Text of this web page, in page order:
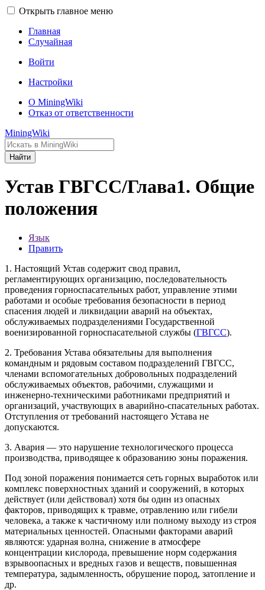
Открыть главное меню
Главная
Случайная
Войти
Настройки
О MiningWiki
Отказ от ответственности
MiningWiki
Найти
Устав ГВГСС/Глава1. Общие
положения
Язык
Править
1. Настоящий Устав содержит свод правил,
регламентирующих организацию, последовательность
проведения горноспасательных работ, управление этими
работами и особые требования безопасности в период
спасения людей и ликвидации аварий на объектах,
обслуживаемых подразделениями Государственной
военизированной горноспасательной службы (ГВГСС).
2. Требования Устава обязательны для выполнения
командным и рядовым составом подразделений ГВГСС,
членами вспомогательных добровольных подразделений
обслуживаемых объектов, рабочими, служащими и
инженерно-техническими работниками предприятий и
организаций, участвующих в аварийно-спасательных работах.
Отступления от требований настоящего Устава не
допускаются.
3. Авария — это нарушение технологического процесса
производства, приводящее к образованию зоны поражения.
Под зоной поражения понимается сеть горных выработок или
комплекс поверхностных зданий и сооружений, в которых
действует (или действовал) хотя бы один из опасных
факторов, приводящих к травме, отравлению или гибели
человека, а также к частичному или полному выходу из строя
материальных ценностей. Опасными факторами аварий
являются: ударная волна, снижение в атмосфере
концентрации кислорода, превышение норм содержания
взрывоопасных и вредных газов и веществ, повышенная
температура, задымленность, обрушение пород, затопление и
др.